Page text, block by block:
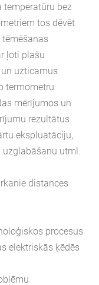
temperatūru bez
tos dēvēt
ļoti plašu
uzticamus
termometru
mērījumos un
rezultātus
ekspluatāciju,
utml.
distances
procesus
elektriskās ķēdēs